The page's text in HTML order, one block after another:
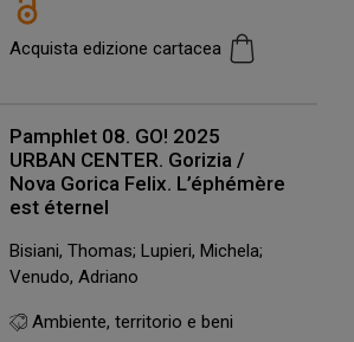
Acquista edizione cartacea
Pamphlet 08. GO! 2025
URBAN CENTER. Gorizia /
Nova Gorica Felix. L’éphémère
est éternel
Bisiani, Thomas; Lupieri, Michela;
Venudo, Adriano
Ambiente, territorio e beni